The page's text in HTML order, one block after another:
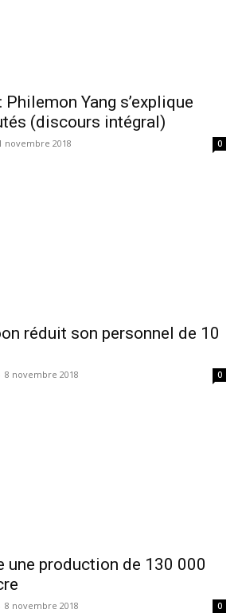
Philemon Yang s’explique
(discours intégral)
novembre 2018 0
réduit son personnel de 10
8 novembre 2018 0
une production de 130 000
8 novembre 2018 0